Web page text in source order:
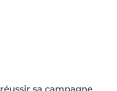
sa campagne